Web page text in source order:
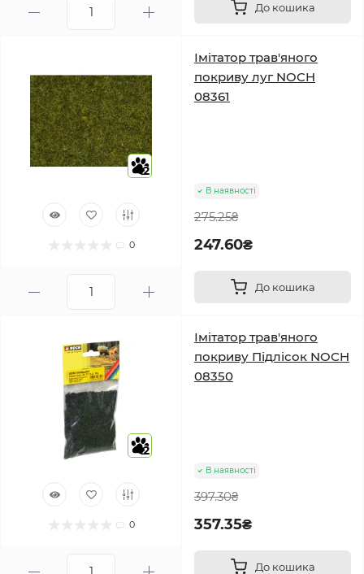
До кошика
2
0
Імітатор трав'яного
покриву луг NOCH
08361
В наявності
275.25₴
247.60₴
До кошика
2
0
Імітатор трав'яного
покриву Підлісок NOCH
08350
В наявності
397.30₴
357.35₴
До кошика